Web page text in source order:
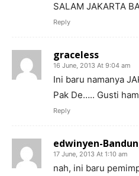
SALAM JAKARTA
Reply
graceless
16 June, 2013 At 9:04 am
Ini baru namanya
Pak De….. Gusti
Reply
edwinyen-
17 June, 2013 At 1:10 am
nah, ini baru